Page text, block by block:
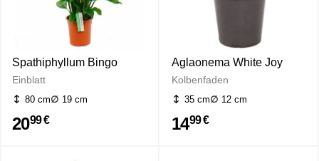
Spathiphyllum Bingo
Einblatt
80 cm 19 cm
2099 €
Aglaonema White Joy
Kolbenfaden
35 cm 12 cm
1499 €